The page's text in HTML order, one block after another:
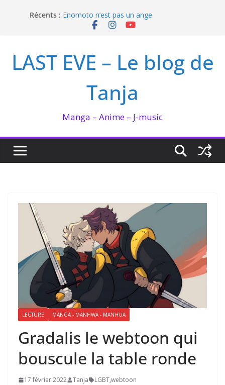
Récents : Enomoto n’est pas un ange
QUEEN BEE enflamme le Bataclan
I’m not in love de Zeniko Sumiya
LAST EVE – Le blog de
Tanja
Manga – Anime – J-music
LECTURE MANGA - MANHWA - MANHUA
Gradalis le webtoon qui
bouscule la table ronde
17 février 2022 Tanja LGBT,webtoon